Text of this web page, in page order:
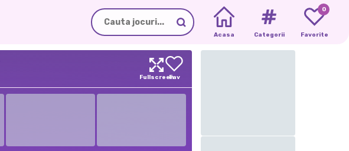
Acasa Categorii
0
Favorite